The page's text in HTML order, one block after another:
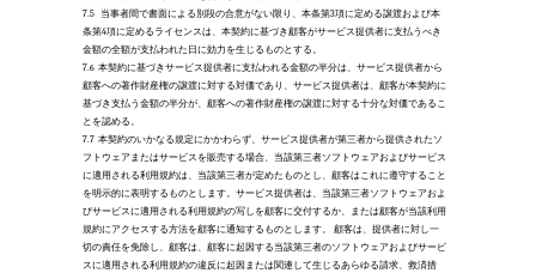
7.5 当事者間で書面による別段の合意がない限り、本条第3項に定める譲渡および本
条第4項に定めるライセンスは、本契約に基づき顧客がサービス提供者に支払うべき
金額の全額が支払われた日に効力を生じるものとする。
7.6 本契約に基づきサービス提供者に支払われる金額の半分は、サービス提供者から
顧客への著作財産権の譲渡に対する対価であり、サービス提供者は、顧客が本契約に
基づき支払う金額の半分が、顧客への著作財産権の譲渡に対する十分な対価であるこ
とを認める。
7.7 本契約のいかなる規定にかかわらず、サービス提供者が第三者から提供されたソ
フトウェアまたはサービスを販売する場合、当該第三者ソフトウェアおよびサービス
に適用される利用規約は、当該第三者が定めたものとし、顧客はこれに遵守すること
を明示的に表明するものとします。サービス提供者は、当該第三者ソフトウェアおよ
びサービスに適用される利用規約の写しを顧客に交付するか、または顧客が当該利用
規約にアクセスする方法を顧客に通知するものとします。 顧客は、提供者に対し一
切の責任を免除し、顧客は、顧客に起因する当該第三者のソフトウェアおよびサービ
スに適用される利用規約の違反に起因または関連して生じるあらゆる請求、救済措